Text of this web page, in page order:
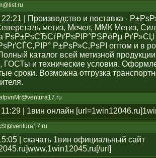
| Производство и поставка -
метиз, Мечел, ММК Метиз,
РѕР±РѕСЂСѓРґРѕРІР°РЅРёРµ РґР»СЏ
Р±РѕР»С‚РѕРІ оптом и в
каталог всей метизной
ГОСТы и технические условия.
сроки. Возможна отгрузка
| 1вин онлайн
| скачать 1вин официальный сайт
url]